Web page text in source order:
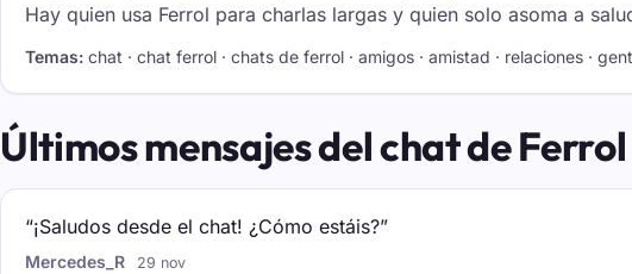
Hay quien usa Ferrol para charlas largas y quien solo asoma a
Temas: chat · chat ferrol · chats de ferrol · amigos · amistad · relaciones ·
Últimos mensajes del chat de Ferrol
“¡Saludos desde el chat! ¿Cómo estáis?”
Mercedes_R 29 nov